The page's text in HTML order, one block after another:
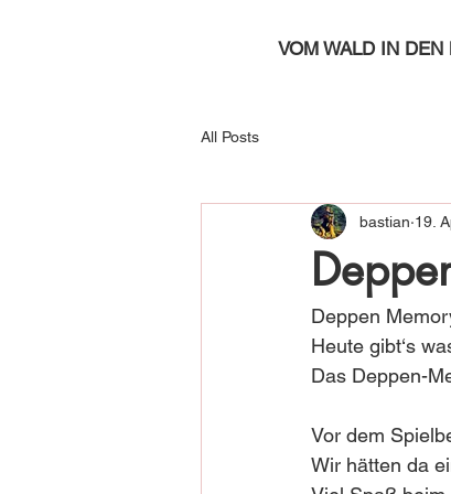
VOM WALD IN DEN
All Posts
bastian 19.
Deppen
Heute gibt‘s
Das Deppen-
Vor dem
Wir hätten da